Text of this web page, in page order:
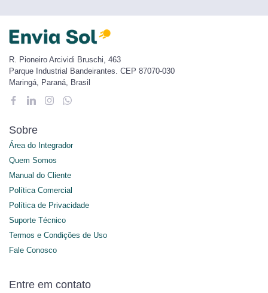
R. Pioneiro Arcividi Bruschi, 463
Parque Industrial Bandeirantes. CEP 87070-030
Maringá, Paraná, Brasil
Sobre
Área do Integrador
Quem Somos
Manual do Cliente
Política Comercial
Política de Privacidade
Suporte Técnico
Termos e Condições de Uso
Fale Conosco
Entre em contato